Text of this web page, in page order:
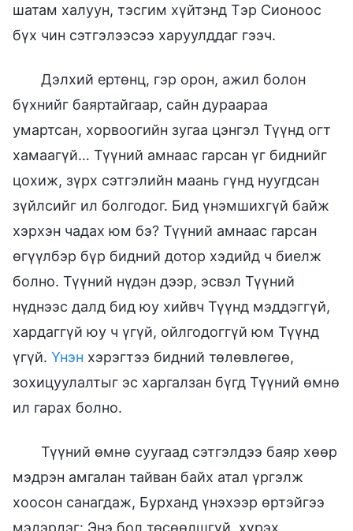
шатам халуун, тэсгим хүйтэнд Тэр Сионоос
бүх чин сэтгэлээсээ харуулддаг гээч.
Дэлхий ертөнц, гэр орон, ажил болон
бүхнийг баяртайгаар, сайн дураараа
умартсан, хорвоогийн зугаа цэнгэл Түүнд огт
хамаагүй… Түүний амнаас гарсан үг биднийг
цохиж, зүрх сэтгэлийн маань гүнд нуугдсан
зүйлсийг ил болгодог. Бид үнэмшихгүй байж
хэрхэн чадах юм бэ? Түүний амнаас гарсан
өгүүлбэр бүр бидний дотор хэдийд ч биелж
болно. Түүний нүдэн дээр, эсвэл Түүний
нүднээс далд бид юу хийвч Түүнд мэддэггүй,
хардаггүй юу ч үгүй, ойлгодоггүй юм Түүнд
үгүй. Үнэн хэрэгтээ бидний төлөвлөгөө,
зохицуулалтыг эс харгалзан бүгд Түүний өмнө
ил гарах болно.
Түүний өмнө суугаад сэтгэлдээ баяр хөөр
мэдрэн амгалан тайван байх атал үргэлж
хоосон санагдаж, Бурханд үнэхээр өртэйгээ
мэдэрдэг: Энэ бол төсөөлшгүй, хүрэх